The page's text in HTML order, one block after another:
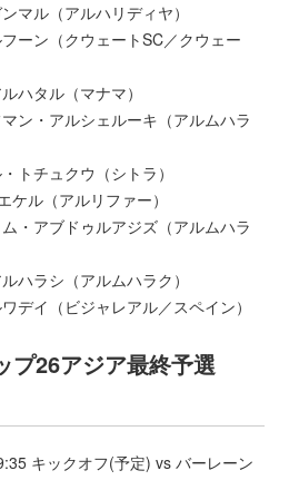
マル（アルハリディヤ）
ーン（クウェートSC／クウェー
ハタル（マナマ）
ン・アルシェルーキ（アルムハラ
トチュクウ（シトラ）
ケル（アルリファー）
・アブドゥルアジズ（アルムハラ
ハラシ（アルムハラク）
デイ（ビジャレアル／スペイン）
プ26アジア最終予選
キックオフ(予定) vs バーレーン